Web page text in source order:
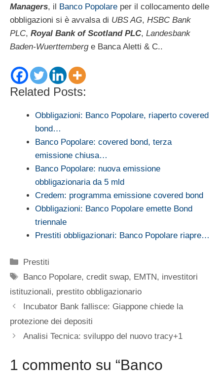
Managers, il Banco Popolare per il collocamento delle
obbligazioni si è avvalsa di UBS AG, HSBC Bank
PLC, Royal Bank of Scotland PLC, Landesbank
Baden-Wuerttemberge Banca Aletti & C..
Related Posts:
Obbligazioni: Banco Popolare, riaperto covered
bond…
Banco Popolare: covered bond, terza
emissione chiusa…
Banco Popolare: nuova emissione
obbligazionaria da 5 mld
Credem: programma emissione covered bond
Obbligazioni: Banco Popolare emette Bond
triennale
Prestiti obbligazionari: Banco Popolare riapre…
Categorie
Prestiti
Tag
Banco Popolare,credit swap, EMTN, investitori
istituzionali, prestito obbligazionario
Incubator Bank fallisce: Giappone chiede la
protezione dei depositi
Analisi Tecnica: sviluppo del nuovo tracy+1
1 commento su “Banco